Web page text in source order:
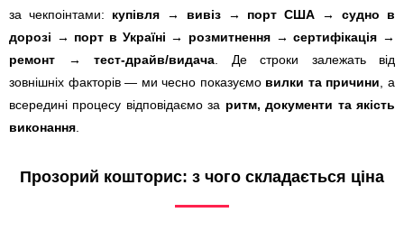
за чекпоінтами: купівля → вивіз → порт США → судно в
дорозі → порт в Україні → розмитнення → сертифікація →
ремонт → тест-драйв/видача . Де строки залежать від
зовнішніх факторів — ми чесно показуємо вилки та причини , а
всередині процесу відповідаємо за ритм, документи та якість
виконання
Прозорий кошторис: з чого складається ціна